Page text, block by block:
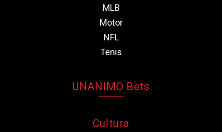
MLB
Motor
NFL
Tenis
UNANIMO Bets
Cultura